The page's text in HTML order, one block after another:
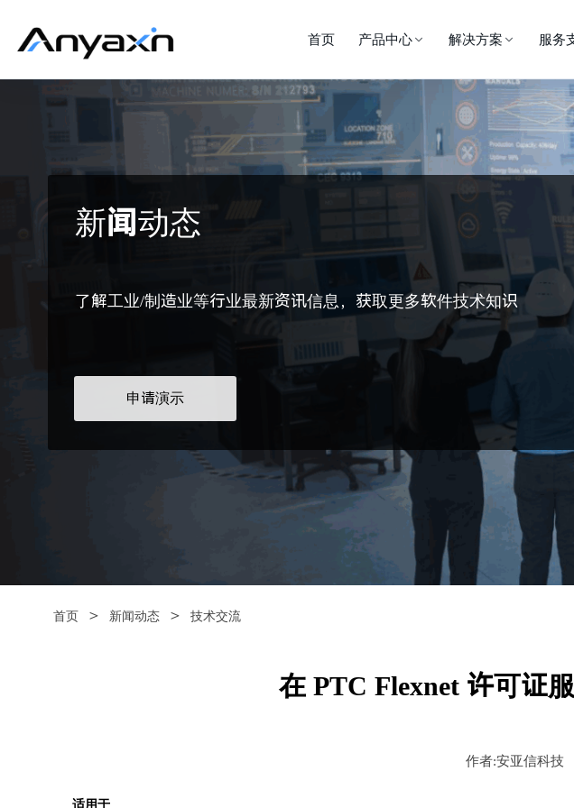
新闻动态
了解工业/制造业等行业最新资讯信息，获取更多软件技术知识
申请演示
首页 ＞ 新闻动态 ＞ 技术交流
在 PTC Flexnet 许可证
作者:安亚信科技
适用于
首页 产品中心 解决方案 服务